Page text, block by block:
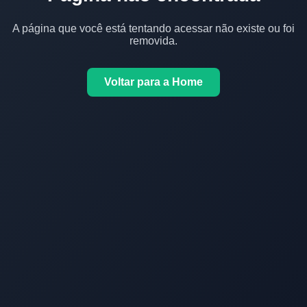
A página que você está tentando acessar não existe ou foi
removida.
Voltar para a Home